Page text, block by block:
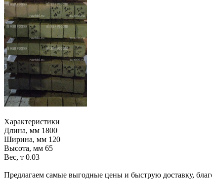
Характеристики
Длина, мм 1800
Ширина, мм 120
Высота, мм 65
Вес, т 0.03
Предлагаем самые выгодные цены и быструю доставку,